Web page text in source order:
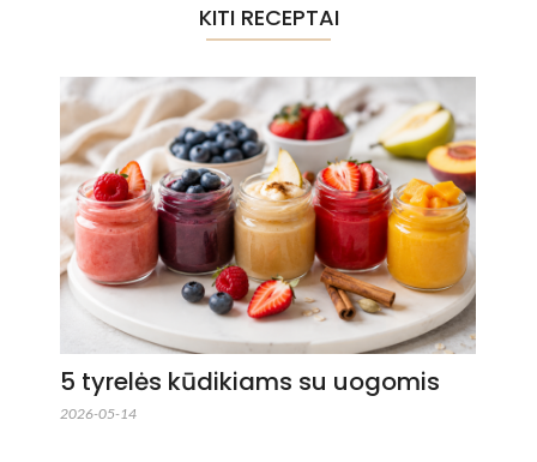
KITI RECEPTAI
5 tyrelės kūdikiams su uogomis
2026-05-14